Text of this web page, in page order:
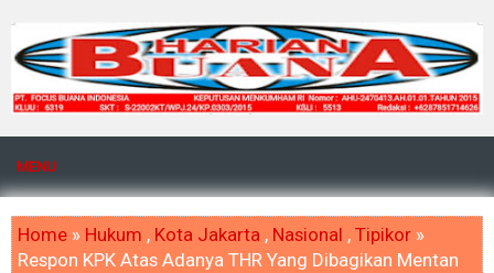
MENU
Home » Hukum , Kota Jakarta , Nasional , Tipikor »
Respon KPK Atas Adanya THR Yang Dibagikan Mentan